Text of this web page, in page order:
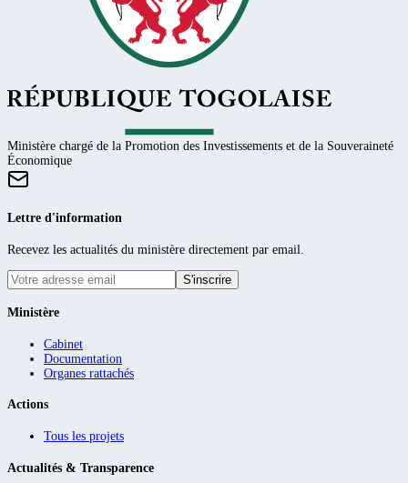
Ministère chargé de la Promotion des Investissements et de la Souveraineté
Économique
Lettre d'information
Recevez les actualités du ministère directement par email.
S'inscrire
Ministère
Cabinet
Documentation
Organes rattachés
Actions
Tous les projets
Actualités & Transparence